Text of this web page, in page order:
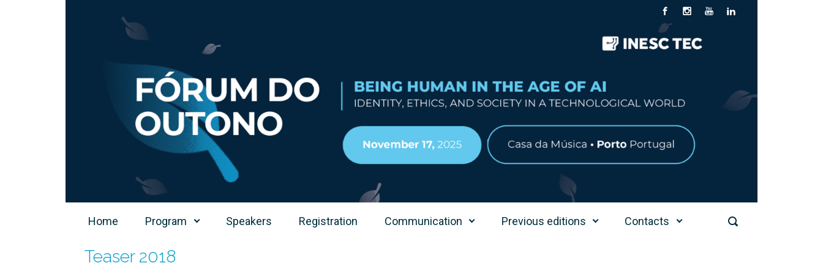
Home Program Speakers Registration Communication Previous editions Contacts
Teaser 2018